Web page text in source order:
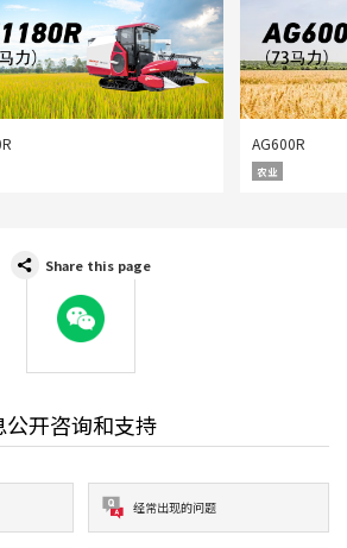
AG600R
农业
Share this page
WeChat
公开咨询和支持
经常出现的问题